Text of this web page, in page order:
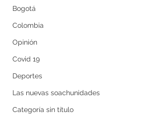
Bogotá
Colombia
Opinión
Covid 19
Deportes
Las nuevas soachunidades
Categoría sin título